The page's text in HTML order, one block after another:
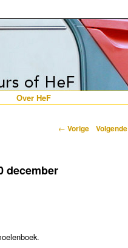
Over HeF
Berichtnavigatie
← Vorige Volgende
december